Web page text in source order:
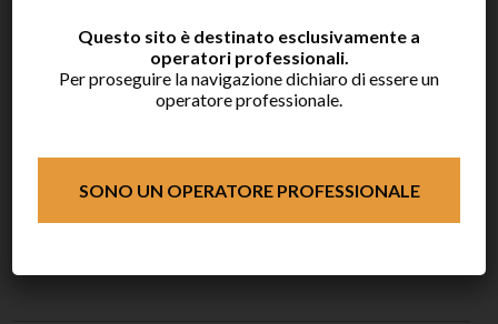
2026
Webinar “Doctor Smile laser lunch” –
Questo sito è destinato esclusivamente a
operatori professionali.
Per proseguire la navigazione dichiaro di essere un
operatore professionale.
SONO UN OPERATORE PROFESSIONALE